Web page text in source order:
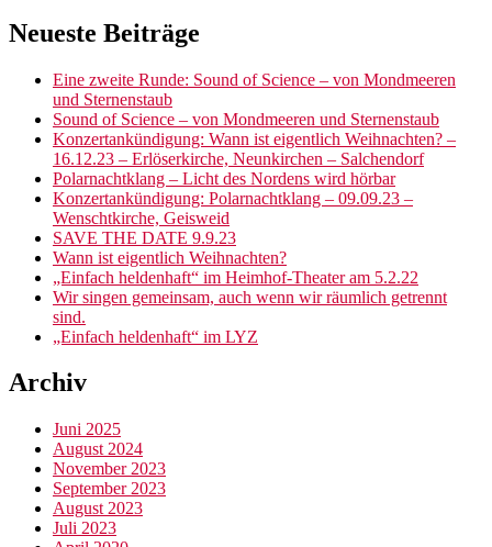
Neueste Beiträge
Eine zweite Runde: Sound of Science – von Mondmeeren
und Sternenstaub
Sound of Science – von Mondmeeren und Sternenstaub
Konzertankündigung: Wann ist eigentlich Weihnachten? –
16.12.23 – Erlöserkirche, Neunkirchen – Salchendorf
Polarnachtklang – Licht des Nordens wird hörbar
Konzertankündigung: Polarnachtklang – 09.09.23 –
Wenschtkirche, Geisweid
SAVE THE DATE 9.9.23
Wann ist eigentlich Weihnachten?
„Einfach heldenhaft“ im Heimhof-Theater am 5.2.22
Wir singen gemeinsam, auch wenn wir räumlich getrennt
sind.
„Einfach heldenhaft“ im LYZ
Archiv
Juni 2025
August 2024
November 2023
September 2023
August 2023
Juli 2023